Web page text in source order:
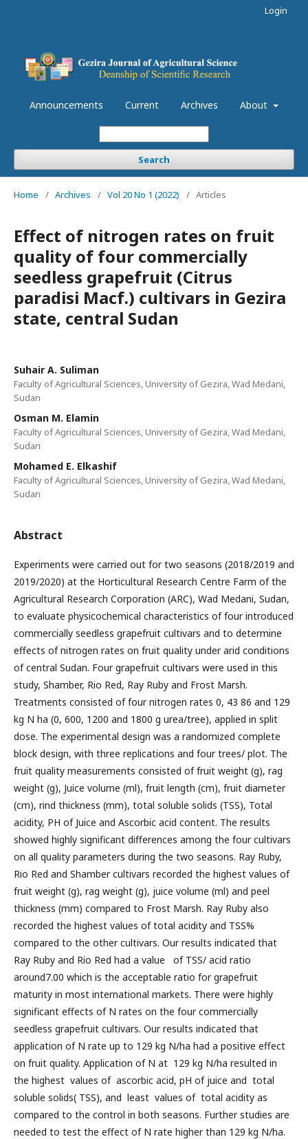
Announcements Current Archives About
Search
Login
Home / Archives / Vol 20 No 1 (2022) / Articles
Effect of nitrogen rates on fruit
quality of four commercially
seedless grapefruit (Citrus
paradisi Macf.) cultivars in Gezira
state, central Sudan
Suhair A. Suliman
Faculty of Agricultural Sciences, University of Gezira, Wad Medani,
Sudan
Osman M. Elamin
Faculty of Agricultural Sciences, University of Gezira, Wad Medani,
Sudan
Mohamed E. Elkashif
Faculty of Agricultural Sciences, University of Gezira, Wad Medani,
Sudan
Abstract
Experiments were carried out for two seasons (2018/2019 and
2019/2020) at the Horticultural Research Centre Farm of the
Agricultural Research Corporation (ARC), Wad Medani, Sudan,
to evaluate physicochemical characteristics of four introduced
commercially seedless grapefruit cultivars and to determine
effects of nitrogen rates on fruit quality under arid conditions
of central Sudan. Four grapefruit cultivars were used in this
study, Shamber, Rio Red, Ray Ruby and Frost Marsh.
Treatments consisted of four nitrogen rates 0, 43 86 and 129
kg N ha (0, 600, 1200 and 1800 g urea/tree), applied in split
dose. The experimental design was a randomized complete
block design, with three replications and four trees/ plot. The
fruit quality measurements consisted of fruit weight (g), rag
weight (g), Juice volume (ml), fruit length (cm), fruit diameter
(cm), rind thickness (mm), total soluble solids (TSS), Total
acidity, PH of Juice and Ascorbic acid content. The results
showed highly significant differences among the four cultivars
on all quality parameters during the two seasons. Ray Ruby,
Rio Red and Shamber cultivars recorded the highest values of
fruit weight (g), rag weight (g), juice volume (ml) and peel
thickness (mm) compared to Frost Marsh. Ray Ruby also
recorded the highest values of total acidity and TSS%
compared to the other cultivars. Our results indicated that
Ray Ruby and Rio Red had a value of TSS/ acid ratio
around7.00 which is the acceptable ratio for grapefruit
maturity in most international markets. There were highly
significant effects of N rates on the four commercially
seedless grapefruit cultivars. Our results indicated that
application of N rate up to 129 kg N/ha had a positive effect
on fruit quality. Application of N at 129 kg N/ha resulted in
the highest values of ascorbic acid, pH of juice and total
soluble solids( TSS), and least values of total acidity as
compared to the control in both seasons. Further studies are
needed to test the effect of N rate higher than 129 kg N/ha.